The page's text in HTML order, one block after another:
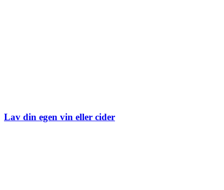
Lav din egen vin eller cider